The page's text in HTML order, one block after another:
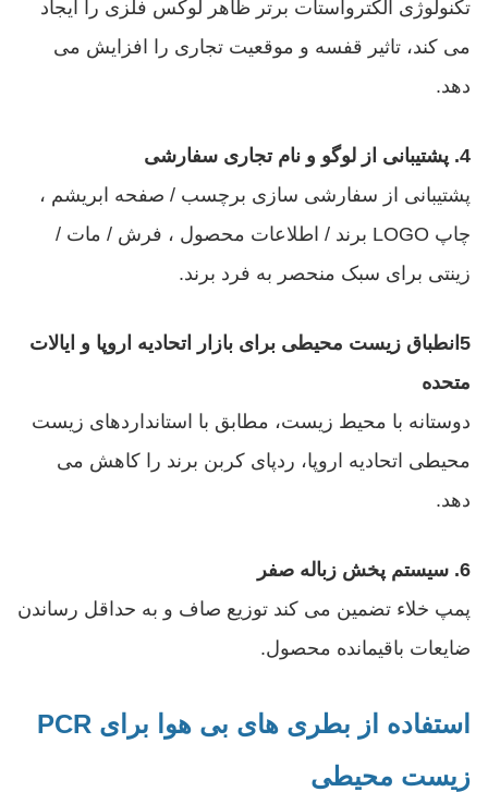
تکنولوژی الکترواستات برتر ظاهر لوکس فلزی را ایجاد
می کند، تاثیر قفسه و موقعیت تجاری را افزایش می
دهد.
4. پشتیبانی از لوگو و نام تجاری سفارشی
پشتیبانی از سفارشی سازی برچسب / صفحه ابریشم ،
چاپ LOGO برند / اطلاعات محصول ، فرش / مات /
زینتی برای سبک منحصر به فرد برند.
5انطباق زیست محیطی برای بازار اتحادیه اروپا و ایالات
متحده
دوستانه با محیط زیست، مطابق با استانداردهای زیست
محیطی اتحادیه اروپا، ردپای کربن برند را کاهش می
دهد.
6. سيستم پخش زباله صفر
پمپ خلاء تضمین می کند توزیع صاف و به حداقل رساندن
ضایعات باقیمانده محصول.
استفاده از بطری های بی هوا برای PCR
زیست محیطی